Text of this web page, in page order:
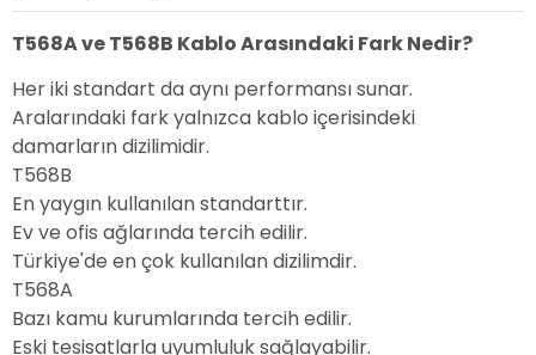
T568A ve T568B Kablo Arasındaki Fark Nedir?
Her iki standart da aynı performansı sunar.
Aralarındaki fark yalnızca kablo içerisindeki
damarların dizilimidir.
T568B
En yaygın kullanılan standarttır.
Ev ve ofis ağlarında tercih edilir.
Türkiye'de en çok kullanılan dizilimdir.
T568A
Bazı kamu kurumlarında tercih edilir.
Eski tesisatlarla uyumluluk sağlayabilir.